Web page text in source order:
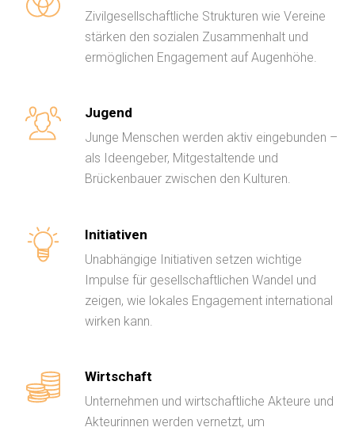
Zivilgesellschaftliche Strukturen wie Vereine
stärken den sozialen Zusammenhalt und
ermöglichen Engagement auf Augenhöhe.
Jugend
Junge Menschen werden aktiv eingebunden –
als Ideengeber, Mitgestaltende und
Brückenbauer zwischen den Kulturen.
Initiativen
Unabhängige Initiativen setzen wichtige
Impulse für gesellschaftlichen Wandel und
zeigen, wie lokales Engagement international
wirken kann.
Wirtschaft
Unternehmen und wirtschaftliche Akteure und
Akteurinnen werden vernetzt, um